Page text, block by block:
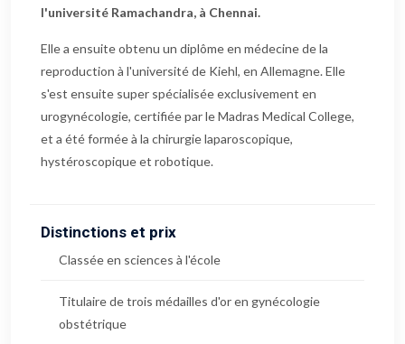
l'université Ramachandra, à Chennai.
Elle a ensuite obtenu un diplôme en médecine de la
reproduction à l'université de Kiehl, en Allemagne. Elle
s'est ensuite super spécialisée exclusivement en
urogynécologie, certifiée par le Madras Medical College,
et a été formée à la chirurgie laparoscopique,
hystéroscopique et robotique.
Distinctions et prix
Classée en sciences à l'école
Titulaire de trois médailles d'or en gynécologie
obstétrique